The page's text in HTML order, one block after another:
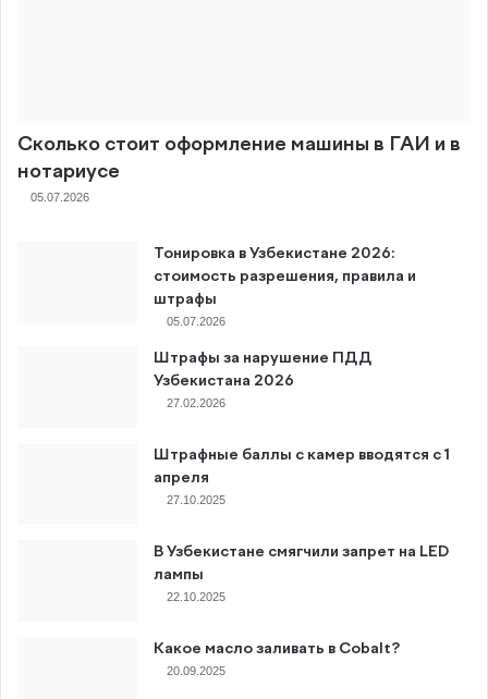
Сколько стоит оформление машины в ГАИ и в
нотариусе
05.07.2026
Тонировка в Узбекистане 2026:
стоимость разрешения, правила и
штрафы
05.07.2026
Штрафы за нарушение ПДД
Узбекистана 2026
27.02.2026
Штрафные баллы с камер вводятся с 1
апреля
27.10.2025
В Узбекистане смягчили запрет на LED
лампы
22.10.2025
Какое масло заливать в Cobalt?
20.09.2025